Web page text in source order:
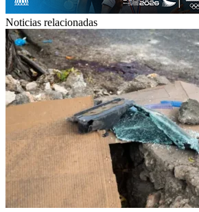
Noticias relacionadas